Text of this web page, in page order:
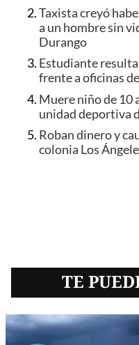
Taxista creyó
a un hombre sin
Durango
Estudiante
frente a oficinas
Muere niño de 10
unidad deportiva
Roban dinero y
colonia Los
TE